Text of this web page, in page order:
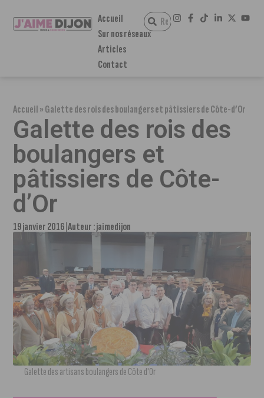
Accueil
Sur nos réseaux
Articles
Contact
Accueil»Galette des rois des boulangers et pâtissiers de Côte-d’Or
Galette des rois des
boulangers et
pâtissiers de Côte-
d’Or
19 janvier 2016 Auteur :jaimedijon
Galette des artisans boulangers de Côte d'Or